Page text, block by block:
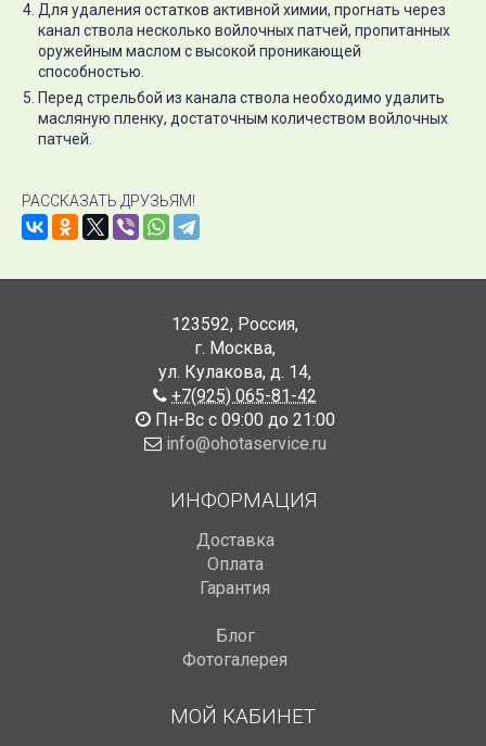
Для удаления остатков активной химии, прогнать через
канал ствола несколько войлочных патчей, пропитанных
оружейным маслом с высокой проникающей
способностью.
Перед стрельбой из канала ствола необходимо удалить
масляную пленку, достаточным количеством войлочных
патчей.
РАССКАЗАТЬ ДРУЗЬЯМ!
123592, Россия,
г. Москва,
ул. Кулакова, д. 14,
+7(925) 065-81-42
Пн-Вс с 09:00 до 21:00
info@ohotaservice.ru
ИНФОРМАЦИЯ
Доставка
Оплата
Гарантия
Блог
Фотогалерея
МОЙ КАБИНЕТ